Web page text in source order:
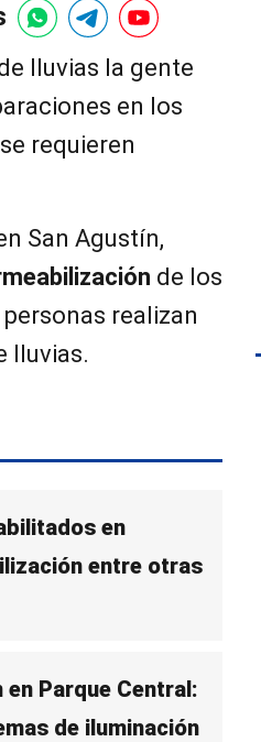
lluvias la gente
en los
requieren
San Agustín,
de los
realizan
lluvias.
en
entre otras
Parque Central:
de iluminación